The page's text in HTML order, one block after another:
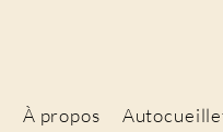
À propos